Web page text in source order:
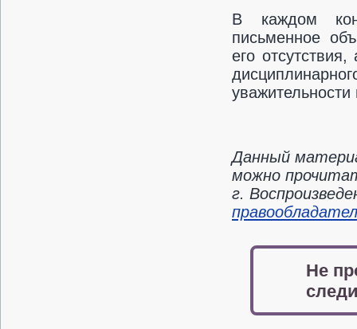
В каждом
письменное
его
уважительности
Данный
можно
г.
Не